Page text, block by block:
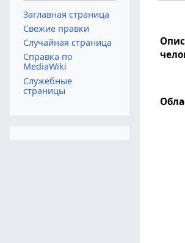
Заглавная страница
Свежие правки
Случайная страница
Справка по
MediaWiki
Служебные
страницы